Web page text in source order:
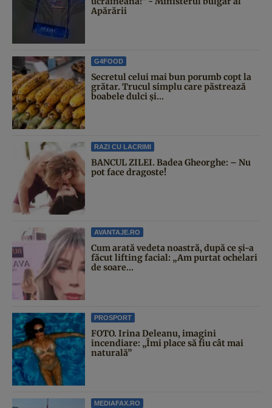
Apărării
G4FOOD
Secretul celui mai bun porumb copt la
grătar. Trucul simplu care păstrează
boabele dulci și...
RAZI CU LACRIMI
BANCUL ZILEI. Badea Gheorghe: – Nu
pot face dragoste!
AVANTAJE.RO
Cum arată vedeta noastră, după ce și-a
făcut lifting facial: „Am purtat ochelari
de soare...
PROSPORT
FOTO. Irina Deleanu, imagini
incendiare: „Îmi place să fiu cât mai
naturală”
MEDIAFAX.RO